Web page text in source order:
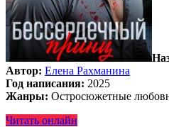
Автор: Елена Рахманина
Год написания: 2025
Жанры: Остросюжетные
Читать онлайн